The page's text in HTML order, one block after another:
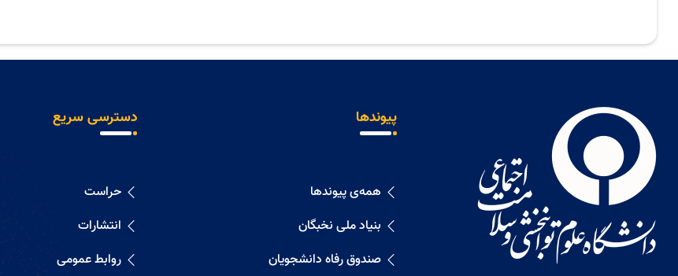
پیوندها
همه‌ی پیوندها
بنیاد ملی نخبگان
صندوق رفاه دانشجویان
دسترسی سریع
حراست
انتشارات
روابط عمومی